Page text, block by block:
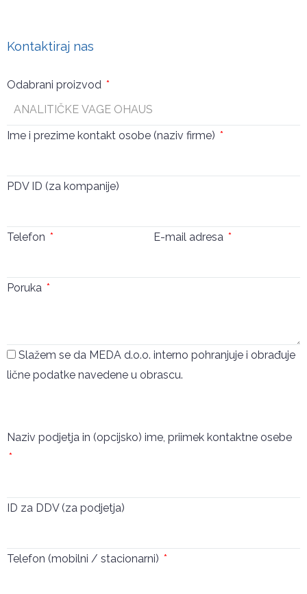
Kontaktiraj nas
Odabrani proizvod
Ime i prezime kontakt osobe (naziv firme)
PDV ID (za kompanije)
Telefon E-mail adresa
Poruka
Slažem se da MEDA d.o.o. interno pohranjuje i obrađuje
lične podatke navedene u obrascu.
Naziv podjetja in (opcijsko) ime, priimek kontaktne osebe
ID za DDV (za podjetja)
Telefon (mobilni / stacionarni)